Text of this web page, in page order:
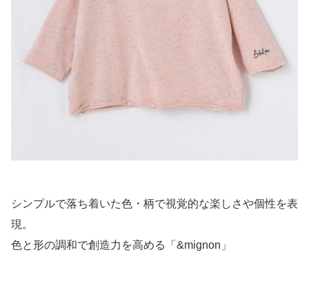
シンプルで落ち着いた色・柄で視覚的な楽しさや個性を表
現。
色と形の調和で創造力を高める「&mignon」